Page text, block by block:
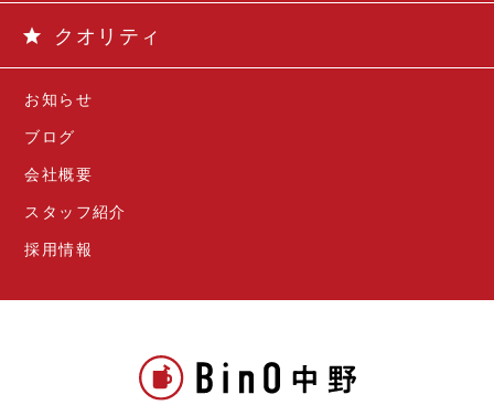
お知らせ
ブログ
会社概要
スタッフ紹介
採用情報
クオリティ